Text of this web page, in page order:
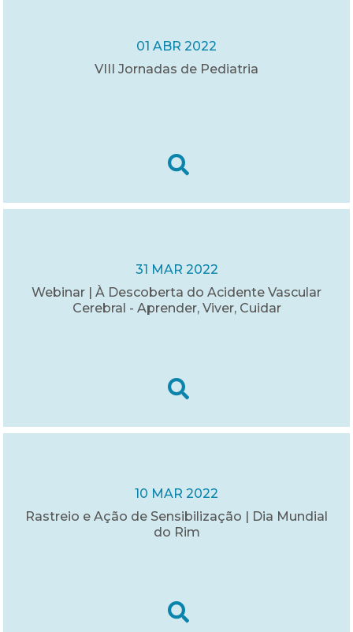
01 ABR 2022
VIII Jornadas de Pediatria
31 MAR 2022
Webinar | À Descoberta do Acidente Vascular
Cerebral - Aprender, Viver, Cuidar
10 MAR 2022
Rastreio e Ação de Sensibilização | Dia Mundial
do Rim